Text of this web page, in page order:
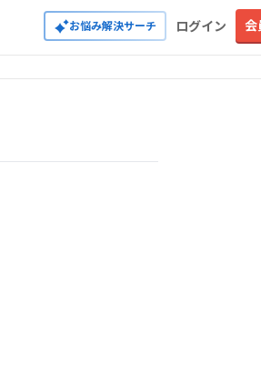
お悩み解決サーチ ログイン 会